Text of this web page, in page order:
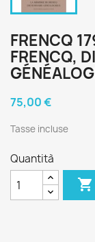
FRENCQ
FRENCQ,
75,00 €
Tasse incluse
Quantità
